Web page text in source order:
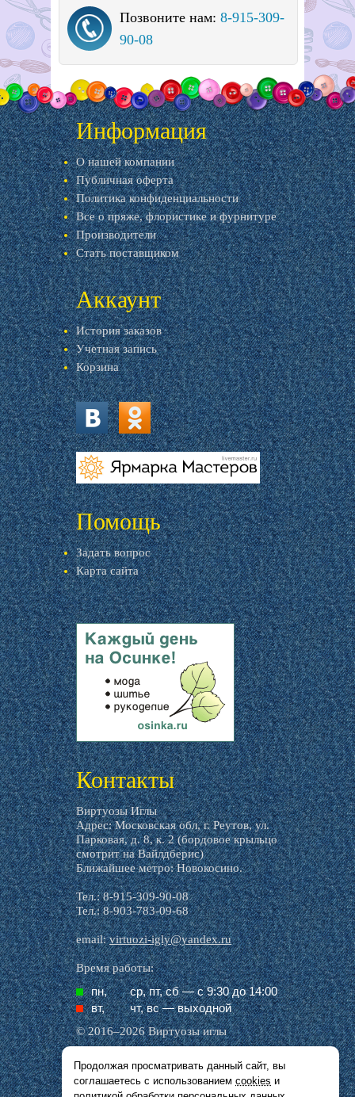
Позвоните нам: 8-915-309-
90-08
Информация
О нашей компании
Публичная оферта
Политика конфиденциальности
Все о пряже, флористике и фурнитуре
Производители
Стать поставщиком
Аккаунт
История заказов
Учетная запись
Корзина
vk.com ok.ru
livemaster.ru
Помощь
Задать вопрос
Карта сайта
livemaster.ru
Контакты
Виртуозы Иглы
Адрес: Московская обл, г. Реутов, ул.
Парковая, д. 8, к. 2 (бордовое крыльцо
смотрит на Вайлдберис)
Ближайшее метро: Новокосино.
Тел.: 8-915-309-90-08
Тел.: 8-903-783-09-68
email:virtuozi-igly@yandex.ru
Время работы:
пн,
ср, пт, cб — с 9:30 до 14:00
вт,
чт, вс — выходной
© 2016–2026 Виртуозы иглы
Все названия производителей, символика и
описания, присутствующие в наших картинках
Продолжая просматривать данный сайт, вы
соглашаетесь с использованием cookies и